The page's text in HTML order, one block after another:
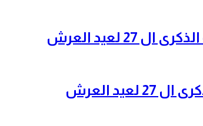
لعيد العرش
العرش